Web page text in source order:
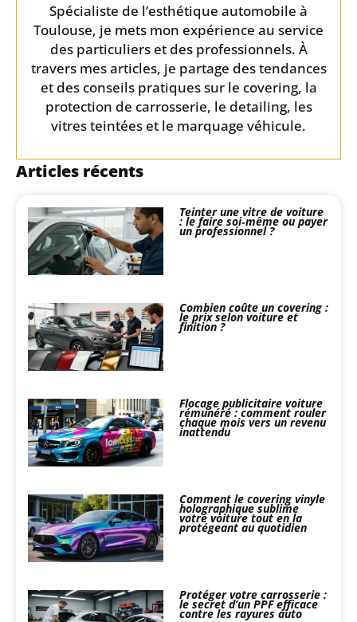
Spécialiste de l’esthétique automobile à
Toulouse, je mets mon expérience au service
des particuliers et des professionnels. À
travers mes articles, je partage des tendances
et des conseils pratiques sur le covering, la
protection de carrosserie, le detailing, les
vitres teintées et le marquage véhicule.
Articles récents
Teinter une vitre de voiture
: le faire soi‑même ou payer
un professionnel ?
Combien coûte un covering :
le prix selon voiture et
finition ?
Flocage publicitaire voiture
rémunéré : comment rouler
chaque mois vers un revenu
inattendu
Comment le covering vinyle
holographique sublime
votre voiture tout en la
protégeant au quotidien
Protéger votre carrosserie :
le secret d’un PPF efficace
contre les rayures auto